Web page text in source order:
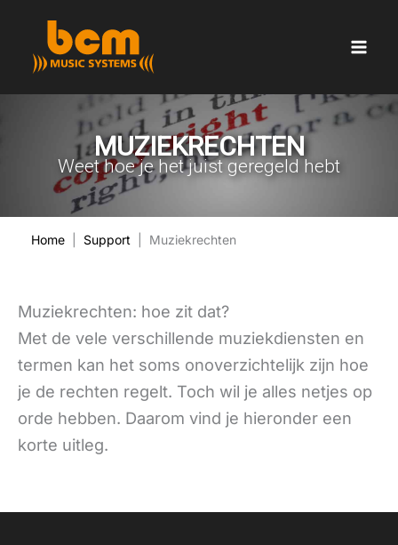
inhoud
MUZIEKRECHTEN
Weet hoe je het juist geregeld hebt
Home Support | Muziekrechten
Muziekrechten: hoe zit dat?
Met de vele verschillende muziekdiensten en
termen kan het soms onoverzichtelijk zijn hoe
je de rechten regelt. Toch wil je alles netjes op
orde hebben. Daarom vind je hieronder een
korte uitleg.